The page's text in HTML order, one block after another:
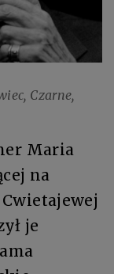
Czarne,
Maria
na
je